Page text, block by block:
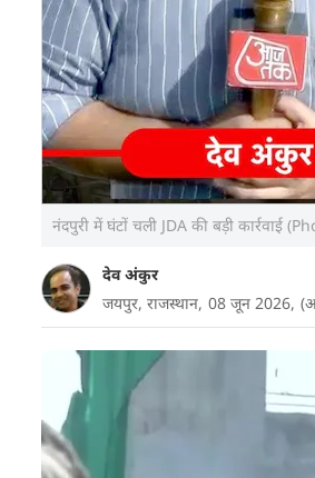
नंदपुरी में घंटों चली JDA की बड़ी कार्रवाई
देव अंकुर
जयपुर, राजस्थान, 08 जून 2026,
जयपुर डेवलपमेंट अथॉरिटी (JDA)
सुरक्षा वाले किले जैसा लग रहा था.